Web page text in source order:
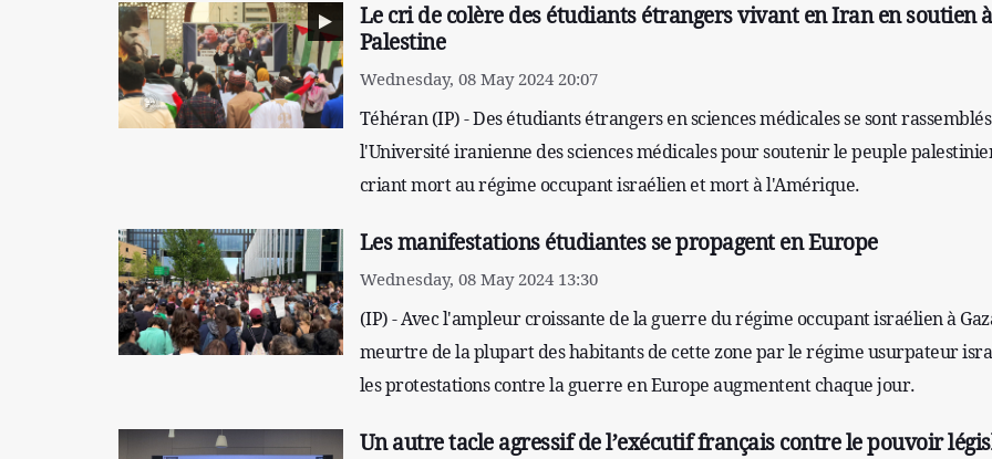
Le cri de colère des étudiants étrangers vivant en Iran en soutien
Palestine
Wednesday, 08 May 2024 20:07
Téhéran (IP) - Des étudiants étrangers en sciences médicales se sont
l'Université iranienne des sciences médicales pour soutenir le peuple
criant mort au régime occupant israélien et mort à l'Amérique.
Les manifestations étudiantes se propagent en Europe
Wednesday, 08 May 2024 13:30
(IP) - Avec l'ampleur croissante de la guerre du régime occupant israélien à
meurtre de la plupart des habitants de cette zone par le régime usurpateur
les protestations contre la guerre en Europe augmentent chaque jour.
Un autre tacle agressif de l’exécutif français contre le pouvoir